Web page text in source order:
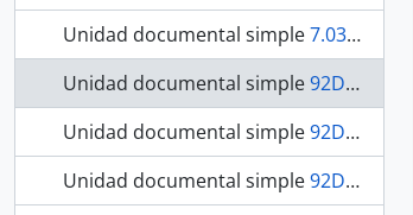
Unidad documental simple7.031.3(811) / F223k / 2010 - Kanemai ' a'ahã dju'a papera: Livro do artesanato do povo Juruna (Yudjá).
Unidad documental simple92Darcy Ribeiro / R369a / 2010 - A América Latina existe
Unidad documental simple92Darcy Ribeiro / R369b / 2010 - O Brasil como problema
Unidad documental simple92Darcy Ribeiro / R369l / 2010 - Lembrando de mim